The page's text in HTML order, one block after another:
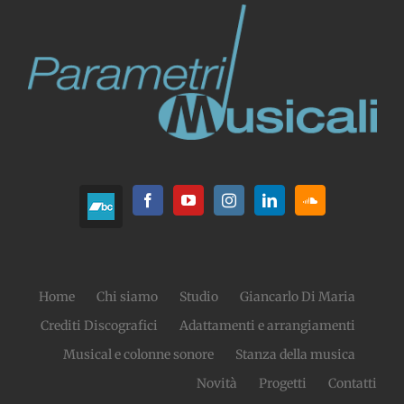
Home Chi siamo Studio
Giancarlo Di Maria
Crediti Discografici
Adattamenti e arrangiamenti
Musical e colonne sonore
Stanza della musica
Novità
Progetti Contatti